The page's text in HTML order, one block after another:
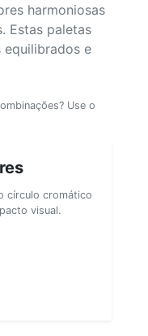
harmoniosas
Estas paletas
equilibrados e
Use o
círculo cromático
visual.